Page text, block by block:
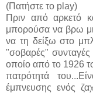
(Πατήστε το play)
Πριν από αρκετό
μπορούσα να βρω
να τη δείξω στο
"σοβαρές" συνταγές
οποίο από το 1926
πατρότητά
έμπνευσης ενός